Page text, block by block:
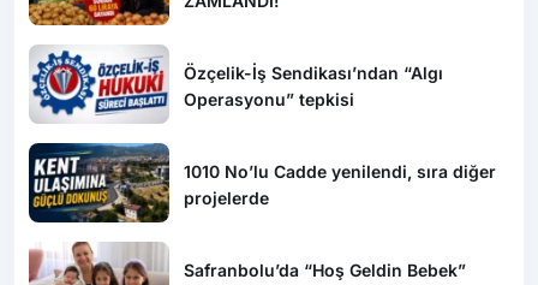
Özçelik-İş Sendikası’ndan “Algı
Operasyonu” tepkisi
1010 No’lu Cadde yenilendi, sıra diğer
projelerde
Safranbolu’da “Hoş Geldin Bebek”